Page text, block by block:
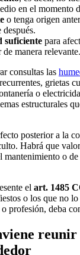
en el momento
o tenga origen
después.
suficiente para
manera relevante.
consultas las
grietas
o
estructurales
posterior a la
Habrá que
mantenimiento o
el art. 1485
o los que no
profesión, deba
reunir